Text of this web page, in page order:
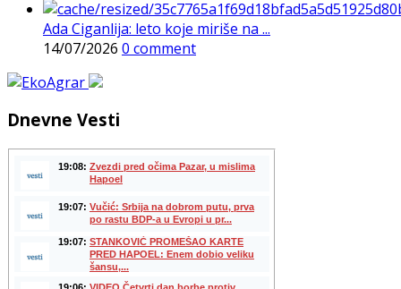
Ada Ciganlija: leto koje miriše na ...
14/07/2026 0 comment
Dnevne Vesti